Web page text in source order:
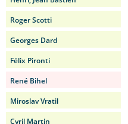
Roger Scotti
Georges Dard
Félix Pironti
René Bihel
Miroslav Vratil
Cyril Martin